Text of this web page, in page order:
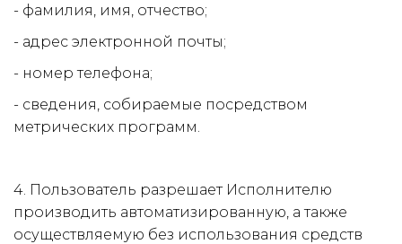
- фамилия, имя, отчество;
- адрес электронной почты;
- номер телефона;
- сведения, собираемые посредством
метрических программ.
4. Пользователь разрешает Исполнителю
производить автоматизированную, а также
осуществляемую без использования средств